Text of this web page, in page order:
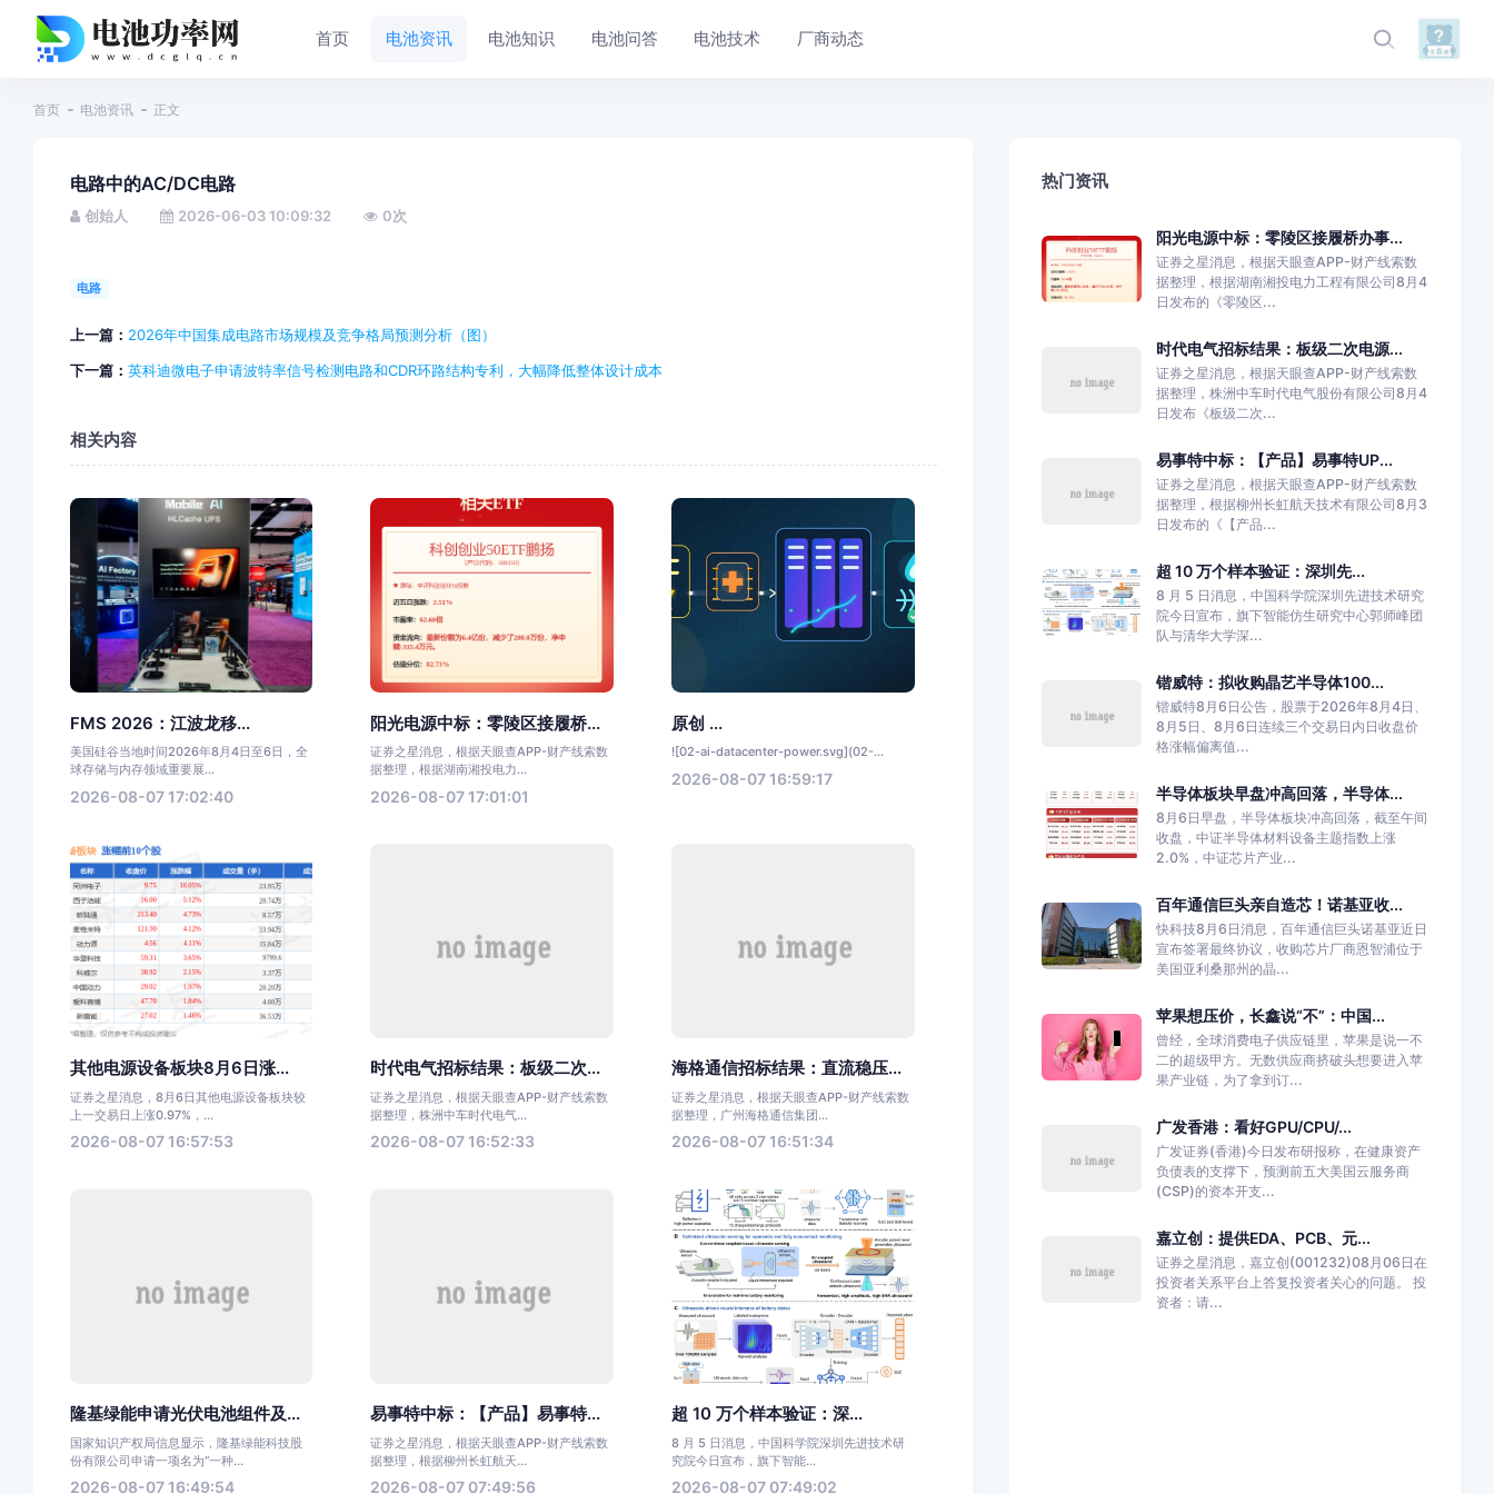
首页 电池资讯 电池知识 电池问答 电池技术 厂商动态
首页 电池资讯 正文
电路中的AC/DC电路
创始人 2026-06-03 10:09:32 0次
电路
上一篇： 2026年中国集成电路市场规模及竞争格局预测分析（图）
下一篇： 英科迪微电子申请波特率信号检测电路和CDR环路结构专利，大幅降低整体设计成本
相关内容
FMS 2026：江波龙移...
美国硅谷当地时间2026年8月4日至6日，全
球存储与内存领域重要展...
2026-08-07 17:02:40
阳光电源中标：零陵区接履桥...
证券之星消息，根据天眼查APP-财产线索数
据整理，根据湖南湘投电力...
2026-08-07 17:01:01
原创 ...
![02-ai-datacenter-power.svg](02-...
2026-08-07 16:59:17
其他电源设备板块8月6日涨...
证券之星消息，8月6日其他电源设备板块较
上一交易日上涨0.97%，...
2026-08-07 16:57:53
时代电气招标结果：板级二次...
证券之星消息，根据天眼查APP-财产线索数
据整理，株洲中车时代电气...
2026-08-07 16:52:33
海格通信招标结果：直流稳压...
证券之星消息，根据天眼查APP-财产线索数
据整理，广州海格通信集团...
2026-08-07 16:51:34
隆基绿能申请光伏电池组件及...
国家知识产权局信息显示，隆基绿能科技股
份有限公司申请一项名为“一种...
2026-08-07 16:49:54
易事特中标：【产品】易事特...
证券之星消息，根据天眼查APP-财产线索数
据整理，根据柳州长虹航天...
2026-08-07 07:49:56
超 10 万个样本验证：深...
8 月 5 日消息，中国科学院深圳先进技术研
究院今日宣布，旗下智能...
2026-08-07 07:49:02
热门资讯
阳光电源中标：零陵区接履桥办事...
证券之星消息，根据天眼查APP-财产线索数
据整理，根据湖南湘投电力工程有限公司8月4
日发布的《零陵区...
时代电气招标结果：板级二次电源...
证券之星消息，根据天眼查APP-财产线索数
据整理，株洲中车时代电气股份有限公司8月4
日发布《板级二次...
易事特中标：【产品】易事特UP...
证券之星消息，根据天眼查APP-财产线索数
据整理，根据柳州长虹航天技术有限公司8月3
日发布的《【产品...
超 10 万个样本验证：深圳先...
8 月 5 日消息，中国科学院深圳先进技术研究
院今日宣布，旗下智能仿生研究中心郭师峰团
队与清华大学深...
锴威特：拟收购晶艺半导体100...
锴威特8月6日公告，股票于2026年8月4日、
8月5日、8月6日连续三个交易日内日收盘价
格涨幅偏离值...
半导体板块早盘冲高回落，半导体...
8月6日早盘，半导体板块冲高回落，截至午间
收盘，中证半导体材料设备主题指数上涨
2.0%，中证芯片产业...
百年通信巨头亲自造芯！诺基亚收...
快科技8月6日消息，百年通信巨头诺基亚近日
宣布签署最终协议，收购芯片厂商恩智浦位于
美国亚利桑那州的晶...
苹果想压价，长鑫说“不”：中国...
曾经，全球消费电子供应链里，苹果是说一不
二的超级甲方。无数供应商挤破头想要进入苹
果产业链，为了拿到订...
广发香港：看好GPU/CPU/...
广发证券(香港)今日发布研报称，在健康资产
负债表的支撑下，预测前五大美国云服务商
(CSP)的资本开支...
嘉立创：提供EDA、PCB、元...
证券之星消息，嘉立创(001232)08月06日在
投资者关系平台上答复投资者关心的问题。 投
资者：请...